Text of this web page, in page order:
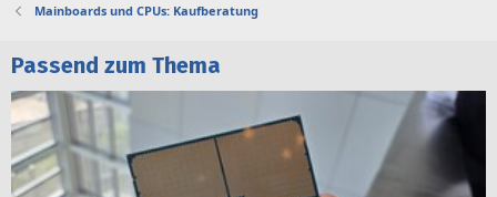
Mainboards und CPUs: Kaufberatung
Passend zum Thema